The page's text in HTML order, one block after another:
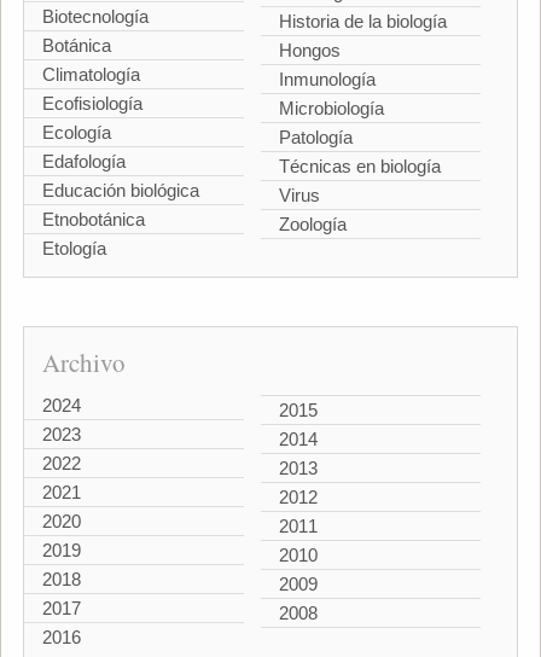
Biotecnología
Botánica
Climatología
Ecofisiología
Ecología
Edafología
Educación biológica
Etnobotánica
Etología
Historia de la biología
Hongos
Inmunología
Microbiología
Patología
Técnicas en biología
Virus
Zoología
Archivo
2024
2023
2022
2021
2020
2019
2018
2017
2016
2015
2014
2013
2012
2011
2010
2009
2008